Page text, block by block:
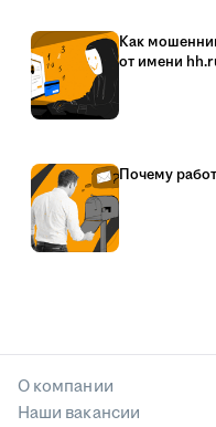
Как
от имени
Почему
О компании
Наши вакансии